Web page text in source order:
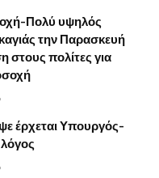
Πολύ υψηλός
την Παρασκευή
στους πολίτες για
έρχεται Υπουργός-